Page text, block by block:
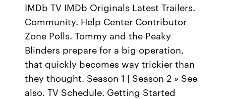
IMDb TV IMDb Originals Latest Trailers.
Community. Help Center Contributor
Zone Polls. Tommy and the Peaky
Blinders prepare for a big operation,
that quickly becomes way trickier than
they thought. Season 1 | Season 2 » See
also. TV Schedule. Getting Started